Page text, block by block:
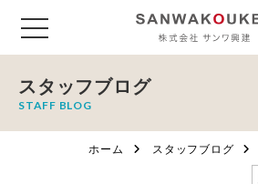
スタッフブログ
STAFF BLOG
ホーム スタッフブログ